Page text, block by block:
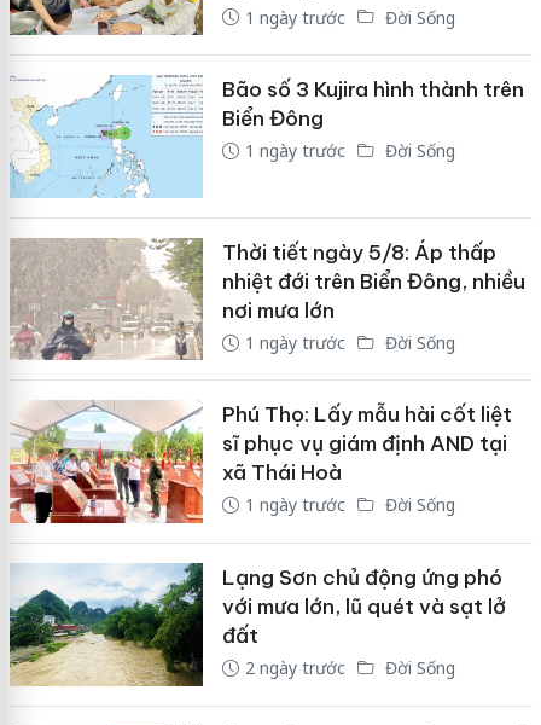
1 ngày trước Đời Sống
Bão số 3 Kujira hình thành trên
Biển Đông
1 ngày trước Đời Sống
Thời tiết ngày 5/8: Áp thấp
nhiệt đới trên Biển Đông, nhiều
nơi mưa lớn
1 ngày trước Đời Sống
Phú Thọ: Lấy mẫu hài cốt liệt
sĩ phục vụ giám định AND tại
xã Thái Hoà
1 ngày trước Đời Sống
Lạng Sơn chủ động ứng phó
với mưa lớn, lũ quét và sạt lở
đất
2 ngày trước Đời Sống